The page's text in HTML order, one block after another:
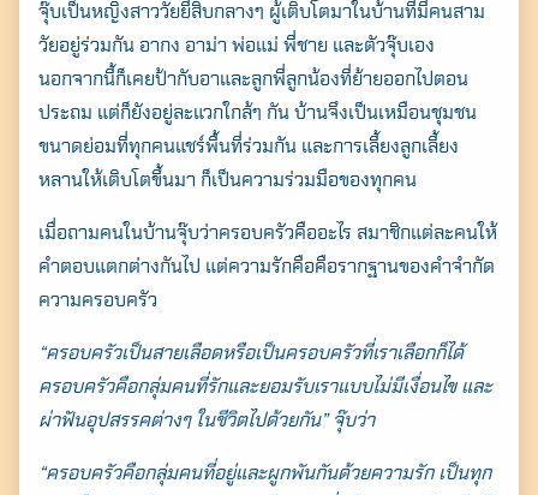
จุ๊บเป็นหญิงสาววัยยี่สิบกลางๆ ผู้เติบโตมาในบ้านที่มีคนสาม
วัยอยู่ร่วมกัน อากง อาม่า พ่อแม่ พี่ชาย และตัวจุ๊บเอง
นอกจากนี้ก็เคยป้ากับอาและลูกพี่ลูกน้องที่ย้ายออกไปตอน
ประถม แต่ก็ยังอยู่ละแวกใกล้ๆ กัน บ้านจึงเป็นเหมือนชุมชน
ขนาดย่อมที่ทุกคนแชร์พื้นที่ร่วมกัน และการเลี้ยงลูกเลี้ยง
หลานให้เติบโตขึ้นมา ก็เป็นความร่วมมือของทุกคน
เมื่อถามคนในบ้านจุ๊บว่าครอบครัวคืออะไร สมาชิกแต่ละคนให้
คำตอบแตกต่างกันไป แต่ความรักคือคือรากฐานของคำจำกัด
ความครอบครัว
“ครอบครัวเป็นสายเลือดหรือเป็นครอบครัวที่เราเลือกก็ได้
ครอบครัวคือกลุ่มคนที่รักและยอมรับเราแบบไม่มีเงื่อนไข และ
ผ่าฟันอุปสรรคต่างๆ ในชีวิตไปด้วยกัน” จุ๊บว่า
“ครอบครัวคือกลุ่มคนที่อยู่และผูกพันกันด้วยความรัก เป็นทุก